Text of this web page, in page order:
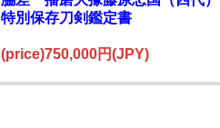
特別保存刀剣鑑定書
(price)750,000円(JPY)